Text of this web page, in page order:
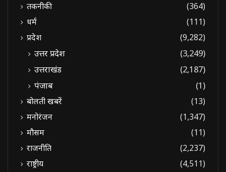
तकनीकी
(364)
धर्म
(111)
प्रदेश
(9,282)
उत्तर प्रदेश
(3,249)
उत्तराखंड
(2,187)
पंजाब
(1)
बोलती खबरें
(13)
मनोरंजन
(1,347)
मौसम
(11)
राजनीति
(2,237)
राष्ट्रीय
(4,511)